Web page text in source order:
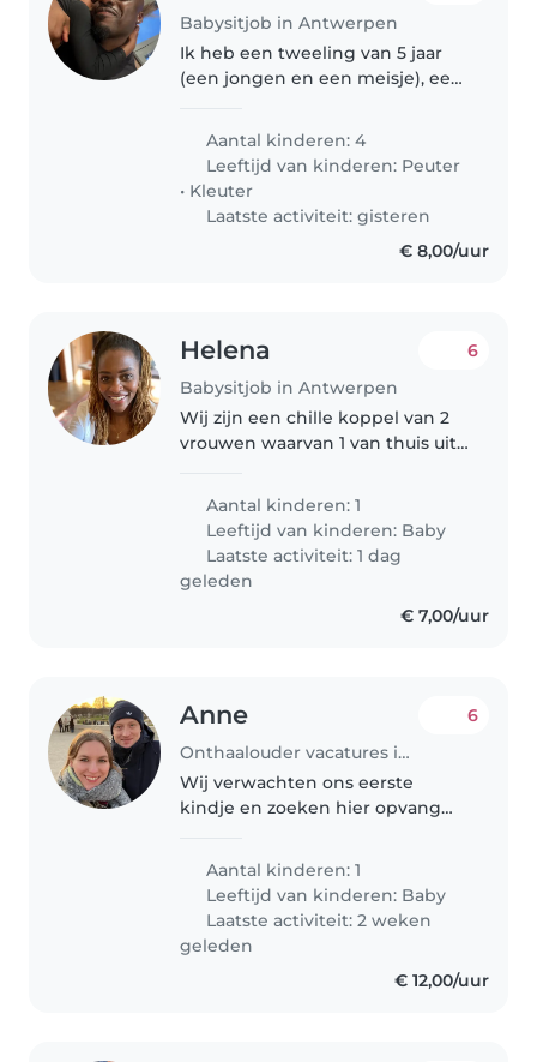
Babysitjob in Antwerpen
Ik heb een tweeling van 5 jaar
(een jongen en een meisje), een
van 2 jaar. De oudste drie
noemen we gekscherend "de
triplets", omdat ze zo dicht op..
Aantal kinderen: 4
Leeftijd van kinderen: Peuter
• Kleuter
Laatste activiteit: gisteren
€ 8,00/uur
Helena
Babysitjob in Antwerpen
6
Wij zijn een chille koppel van 2
vrouwen waarvan 1 van thuis uit
verplaatsing. Wij zoeken een
lieve en geduldige babysitter
voor onze baby van 2 maanden.
Jij..
Aantal kinderen: 1
Leeftijd van kinderen: Baby
Laatste activiteit: 1 dag
geleden
€ 7,00/uur
Anne
Onthaalouder vacatures in Antwerpen
6
Wij verwachten ons eerste
kindje en zoeken hier opvang
Aantal kinderen: 1
Leeftijd van kinderen: Baby
Laatste activiteit: 2 weken
geleden
€ 12,00/uur